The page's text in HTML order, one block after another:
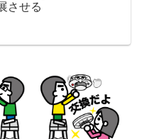
させる